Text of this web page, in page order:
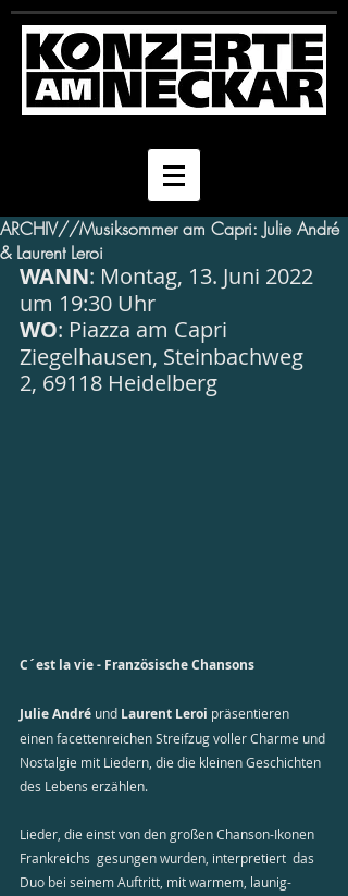
ARCHIV//Musiksommer am Capri: Julie André
& Laurent Leroi
WANN: Montag, 13. Juni 2022
um 19:30 Uhr
WO: Piazza am Capri
Ziegelhausen, Steinbachweg
2, 69118 Heidelberg
C´est la vie - Französische Chansons
Julie André und Laurent Leroi präsentieren
einen facettenreichen Streifzug voller Charme und
Nostalgie mit Liedern, die die kleinen Geschichten
des Lebens erzählen.
Lieder, die einst von den großen Chanson-Ikonen
Frankreichs  gesungen wurden, interpretiert  das
Duo bei seinem Auftritt, mit warmem, launig-